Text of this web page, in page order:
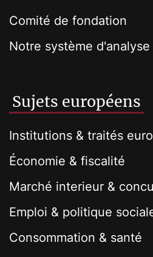
Comité de fondation
Notre système d'analyse
Sujets européens
Institutions & traités
Économie & fiscalité
Marché interieur &
Emploi & politique
Consommation & santé